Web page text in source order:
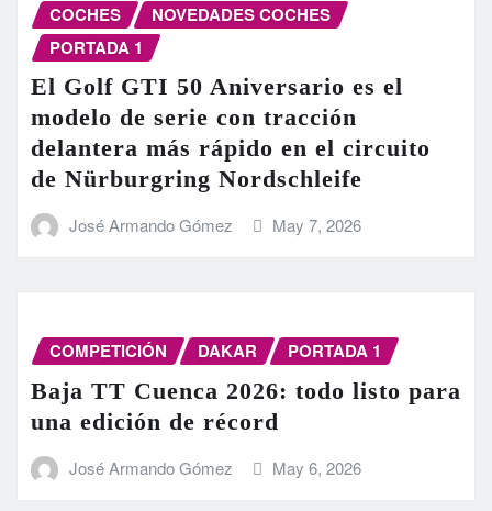
COCHES
NOVEDADES COCHES
PORTADA 1
El Golf GTI 50 Aniversario es el
modelo de serie con tracción
delantera más rápido en el circuito
de Nürburgring Nordschleife
José Armando Gómez May 7, 2026
COMPETICIÓN DAKAR PORTADA 1
Baja TT Cuenca 2026: todo listo para
una edición de récord
José Armando Gómez May 6, 2026